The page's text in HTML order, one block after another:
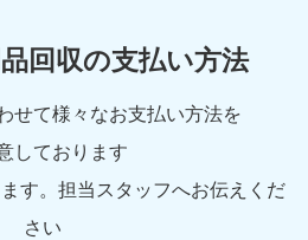
回収の支払い方法
せて様々なお支払い方法を
しております
す。担当スタッフへお伝えくだ
さい